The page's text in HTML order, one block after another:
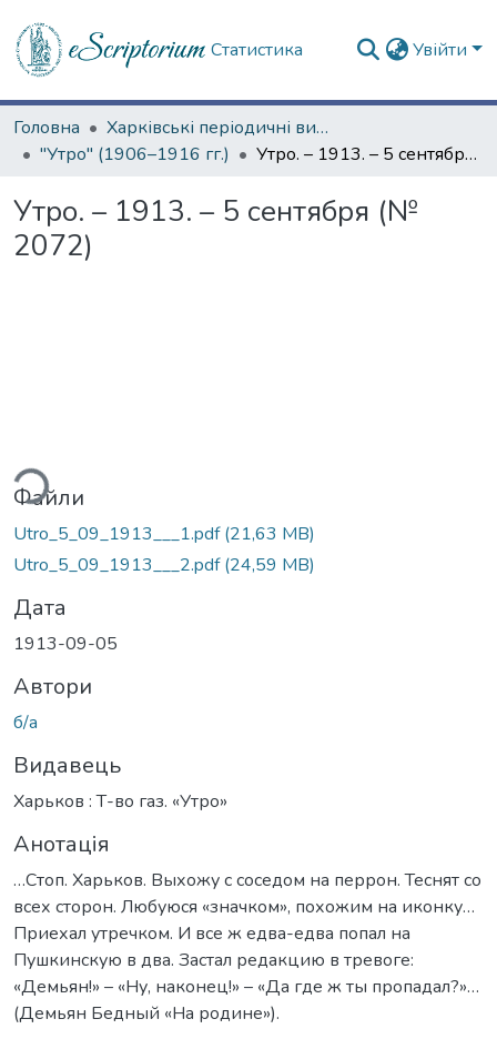
Статистика Увійти
Головна
Харківські періодичні видання
"Утро" (1906–1916 гг.)
Утро. – 1913. – 5 сентября (№ 2072)
Утро. – 1913. – 5 сентября (№
2072)
Файли
Utro_5_09_1913___1.pdf(21,63 MB)
Utro_5_09_1913___2.pdf(24,59 MB)
Дата
1913-09-05
Автори
б/а
Видавець
Харьков : Т-во газ. «Утро»
Анотація
…Стоп. Харьков. Выхожу с соседом на перрон. Теснят со
всех сторон. Любуюся «значком», похожим на иконку…
Приехал утречком. И все ж едва-едва попал на
Пушкинскую в два. Застал редакцию в тревоге:
«Демьян!» – «Ну, наконец!» – «Да где ж ты пропадал?»…
(Демьян Бедный «На родине»).